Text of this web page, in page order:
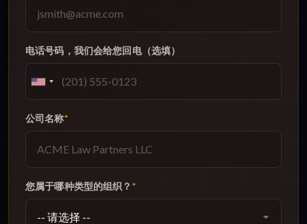
电话号码，我们会给您回电（选填）
公司名称*
您属于哪种类型的组织？ *